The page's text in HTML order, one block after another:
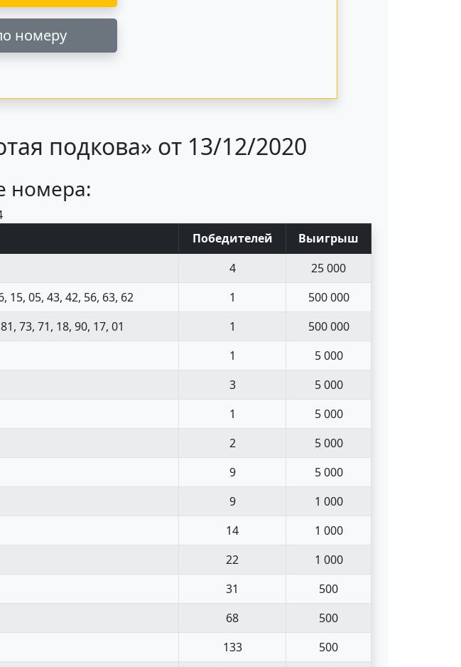
номеру
подкова» от 13/12/2020
номера:
Победителей
Выигрыш
4
25 000
15, 05, 43, 42, 56, 63, 62 1
500 000
73, 71, 18, 90, 17, 01 1
500 000
1
5 000
3
5 000
1
5 000
2
5 000
9
5 000
9
1 000
14
1 000
22
1 000
31
500
68
500
133
500